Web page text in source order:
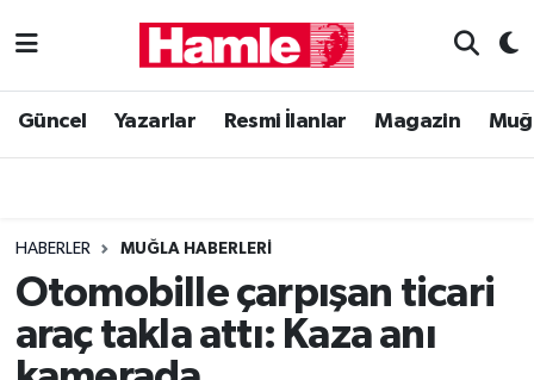
Güncel Yazarlar Resmi İlanlar Magazin
HABERLER MUĞLA HABERLERI
Otomobille çarpışan ticari
araç takla attı: Kaza anı
Güncel
Magazin
Muğla Haber
Muğla Nöbetçi Eczaneler
Muğla Trafik Yoğunluk Haritası
Süper Lig Puan Durumu ve Fikstür